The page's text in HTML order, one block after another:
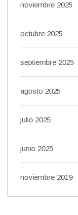
noviembre 2025
octubre 2025
septiembre 2025
agosto 2025
julio 2025
junio 2025
noviembre 2019